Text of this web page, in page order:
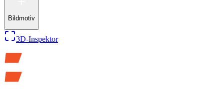
Bildmotiv
3D-Inspektor